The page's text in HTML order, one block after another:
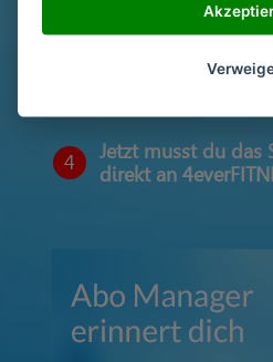
Unterschriebe das
Namen oder lade
4
Jetzt musst du das
direkt an